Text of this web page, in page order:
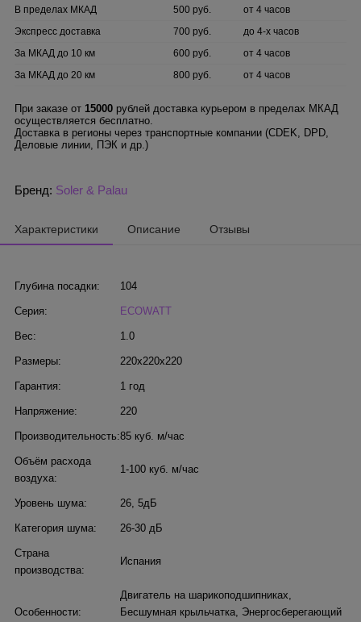
В пределах МКАД 500 руб.
от 4 часов
Экспресс доставка
700 руб.
до 4-х часов
За МКАД до 10 км
600 руб.
от 4 часов
За МКАД до 20 км
800 руб. от 4 часов
При заказе от 15000 рублей доставка курьером в пределах МКАД
осуществляется бесплатно.
Доставка в регионы через транспортные компании (CDEK, DPD,
Деловые линии, ПЭК и др.)
Бренд: Soler & Palau
Характеристики Описание Отзывы
Глубина посадки: 104
Серия: ECOWATT
Вес: 1.0
Размеры: 220x220x220
Гарантия: 1 год
Напряжение: 220
Производительность:85 куб. м/час
Объём расхода
воздуха:
1-100 куб. м/час
Уровень шума: 26, 5дБ
Категория шума: 26-30 дБ
Страна
производства:
Испания
Особенности:
Двигатель на шарикоподшипниках,
Бесшумная крыльчатка, Энергосберегающий